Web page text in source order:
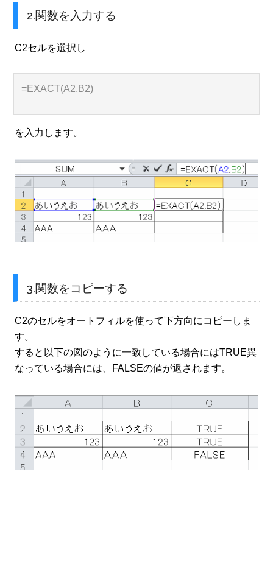
2.関数を入力する
C2セルを選択し
=EXACT(A2,B2)
を入力します。
3.関数をコピーする
C2のセルをオートフィルを使って下方向にコピーしま
す。
すると以下の図のように一致している場合にはTRUE異
なっている場合には、FALSEの値が返されます。